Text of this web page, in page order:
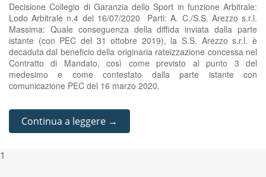
Decisione Collegio di Garanzia dello Sport in funzione Arbitrale:
Lodo Arbitrale n.4 del 16/07/2020 Parti: A. C./S.S. Arezzo s.r.l.
Massima: Quale conseguenza della diffida inviata dalla parte
istante (con PEC del 31 ottobre 2019), la S.S. Arezzo s.r.l. è
decaduta dal beneficio della originaria rateizzazione concessa nel
Contratto di Mandato, così come previsto al punto 3 del
medesimo e come contestato dalla parte istante con
comunicazione PEC del 16 marzo 2020.
Continua a leggere →
1